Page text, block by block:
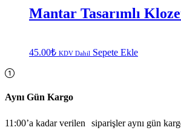
Mantar Tasarımlı
45.00₺ KDV Dahil Sepete Ekle
Aynı Gün Kargo
11:00’a kadar verilen siparişler aynı gün